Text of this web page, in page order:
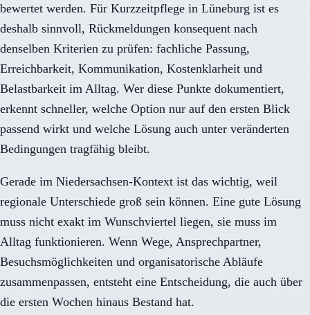
bewertet werden. Für Kurzzeitpflege in Lüneburg ist es
deshalb sinnvoll, Rückmeldungen konsequent nach
denselben Kriterien zu prüfen: fachliche Passung,
Erreichbarkeit, Kommunikation, Kostenklarheit und
Belastbarkeit im Alltag. Wer diese Punkte dokumentiert,
erkennt schneller, welche Option nur auf den ersten Blick
passend wirkt und welche Lösung auch unter veränderten
Bedingungen tragfähig bleibt.
Gerade im Niedersachsen-Kontext ist das wichtig, weil
regionale Unterschiede groß sein können. Eine gute Lösung
muss nicht exakt im Wunschviertel liegen, sie muss im
Alltag funktionieren. Wenn Wege, Ansprechpartner,
Besuchsmöglichkeiten und organisatorische Abläufe
zusammenpassen, entsteht eine Entscheidung, die auch über
die ersten Wochen hinaus Bestand hat.